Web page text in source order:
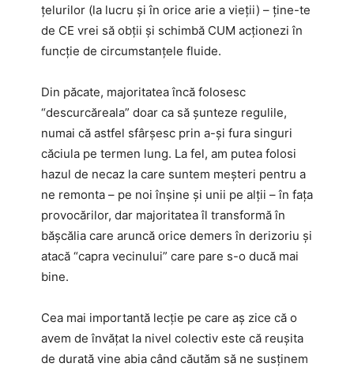
țelurilor (la lucru și în orice arie a vieții) – ține-te
de CE vrei să obții și schimbă CUM acționezi în
funcție de circumstanțele fluide.
Din păcate, majoritatea încă folosesc
“descurcăreala” doar ca să șunteze regulile,
numai că astfel sfârșesc prin a-și fura singuri
căciula pe termen lung. La fel, am putea folosi
hazul de necaz la care suntem meșteri pentru a
ne remonta – pe noi înșine și unii pe alții – în fața
provocărilor, dar majoritatea îl transformă în
bășcălia care aruncă orice demers în derizoriu și
atacă “capra vecinului” care pare s-o ducă mai
bine.
Cea mai importantă lecție pe care aș zice că o
avem de învățat la nivel colectiv este că reușita
de durată vine abia când căutăm să ne susținem